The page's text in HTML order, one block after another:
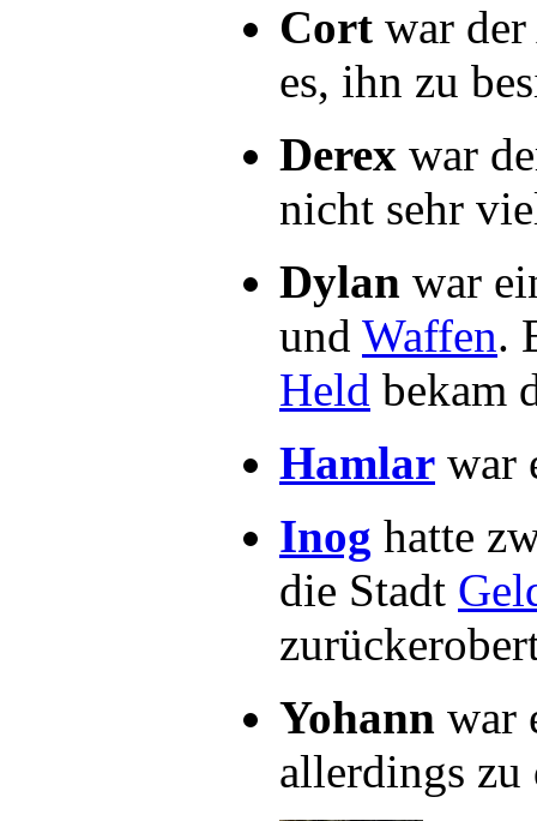
Cort war
es, ihn zu
Derex war
nicht sehr
Dylan war
und Waffen.
Held bekam
Hamlar war
Inog hatte
die Stadt
Yohann war
allerdings zu